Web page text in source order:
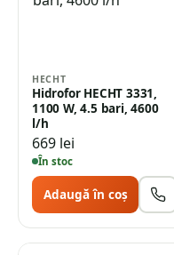
HECHT
Hidrofor HECHT 3331,
1100 W, 4.5 bari, 4600
l/h
669 lei
În stoc
Adaugă în coș